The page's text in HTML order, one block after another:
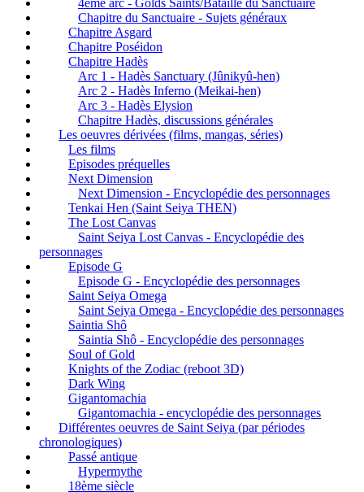
4ème arc - Golds Saints/Bataille du Sanctuaire
Chapitre du Sanctuaire - Sujets généraux
Chapitre Asgard
Chapitre Poséidon
Chapitre Hadès
Arc 1 - Hadès Sanctuary (Jûnikyû-hen)
Arc 2 - Hadès Inferno (Meikai-hen)
Arc 3 - Hadès Elysion
Chapitre Hadès, discussions générales
Les oeuvres dérivées (films, mangas, séries)
Les films
Episodes préquelles
Next Dimension
Next Dimension - Encyclopédie des personnages
Tenkai Hen (Saint Seiya THEN)
The Lost Canvas
Saint Seiya Lost Canvas - Encyclopédie des
personnages
Episode G
Episode G - Encyclopédie des personnages
Saint Seiya Omega
Saint Seiya Omega - Encyclopédie des personnages
Saintia Shô
Saintia Shô - Encyclopédie des personnages
Soul of Gold
Knights of the Zodiac (reboot 3D)
Dark Wing
Gigantomachia
Gigantomachia - encyclopédie des personnages
Différentes oeuvres de Saint Seiya (par périodes
chronologiques)
Passé antique
Hypermythe
18ème siècle